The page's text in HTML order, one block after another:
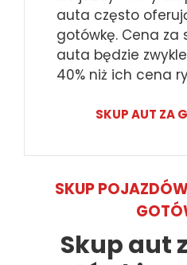
auta często
gotówkę. Cena za
auta będzie
40% niż ich cena
SKUP AUT ZA
SKUP
Skup aut